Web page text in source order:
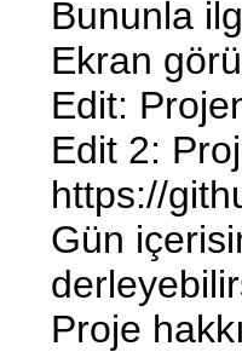
Bununla
Ekran
Edit:
Edit 2:
https://
Gün
Proje